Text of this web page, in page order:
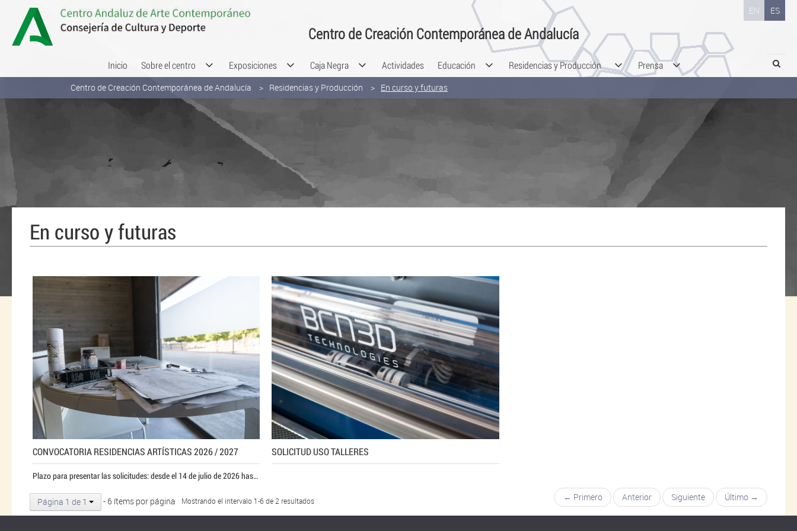
Saltar al contenido ES
EN
Centro de Creación Contemporánea de Andalucía
Inicio Sobre el centro Exposiciones Caja Negra Actividades Educación Residencias y Producción Prensa Search
Centro de Creación Contemporánea de Andalucía Residencias y Producción En curso y futuras
En curso y futuras
CONVOCATORIA RESIDENCIAS ARTÍSTICAS 2026 / 2027
Plazo para presentar las solicitudes: desde el 14 de julio de 2026 hasta el 13 de agosto de 2026, a las 23:59 h.
SOLICITUD USO TALLERES
Página 1 de 1 - 6 ítems por página Mostrando el intervalo 1-6 de 2 resultados ← Primero Anterior Siguiente Último →